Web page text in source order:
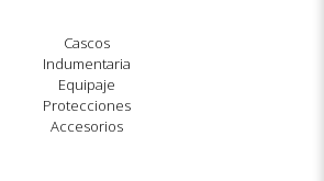
Cascos
Indumentaria
Equipaje
Protecciones
Accesorios